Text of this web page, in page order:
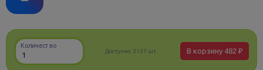
Количество
Доступно: 2127 шт. В корзину 482 ₽